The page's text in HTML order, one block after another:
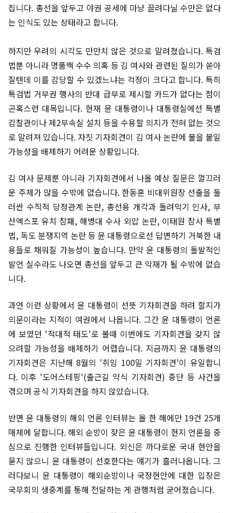
집니다. 총선을 앞두고 야권 공세에 마냥 끌려다닐 수만은 없다
는 인식도 있는 상태라고 합니다.
하지만 우려의 시각도 만만치 않은 것으로 알려졌습니다. 특검
법뿐 아니라 명품백 수수 의혹 등 김 여사와 관련된 질의가 쏟아
질텐데 이를 감당할 수 있겠느냐는 걱정이 크다고 합니다. 특히
특검법 거부권 행사의 반대 급부로 제시할 카드가 없다는 점이
곤혹스런 대목입니다. 현재 윤 대통령이나 대통령실에선 특별
감찰관이나 제2부속실 설치 등을 수용할 의지가 전혀 없는 것으
로 알려져 있습니다. 자칫 기자회견이 김 여사 논란에 불을 붙일
가능성을 배제하기 어려운 상황입니다.
김 여사 문제뿐 아니라 기자회견에서 나올 예상 질문은 껄끄러
운 주제가 많을 수밖에 없습니다. 한동훈 비대위원장 선출을 둘
러싼 수직적 당정관계 논란, 총선용 개각과 돌려막기 인사, 부
산엑스포 유치 참패, 해병대 수사 외압 논란, 이태원 참사 특별
법, 독도 분쟁지역 논란 등 윤 대통령으로선 답변하기 거북한 내
용들로 채워질 가능성이 높습니다. 만약 윤 대통령의 돌발적인
발언 실수라도 나오면 총선을 앞두고 큰 악재가 될 수밖에 없습
니다.
과연 이런 상황에서 윤 대통령이 선뜻 기자회견을 하려 할지가
의문이라는 지적이 여권에서 나옵니다. 그간 윤 대통령이 언론
에 보였던 '적대적 태도'로 볼때 이번에도 기자회견을 갖지 않
으려할 가능성을 배제하기 어렵습니다. 지금까지 윤 대통령의
기자회견은 지난해 8월의 '취임 100일 기자회견'이 유일합니
다. 이후 '도어스테핑'(출근길 약식 기자회견) 중단 등 사건을
겪으며 공식 기자회견을 하지 않았습니다.
반면 윤 대통령의 해외 언론 인터뷰는 올 한 해에만 19건 25개
매체에 달합니다. 해외 순방이 잦은 윤 대통령이 현지 언론을 중
심으로 진행한 인터뷰들입니다. 외신은 까다로운 국내 현안을
묻지 않으니 윤 대통령이 선호한다는 얘기가 흘러나옵니다. 그
러다보니 윤 대통령이 해외순방이나 국정현안에 대한 입장은
국무회의 생중계를 통해 전달하는 게 관행처럼 굳어졌습니다.